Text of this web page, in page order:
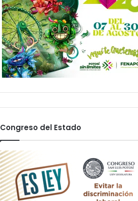
Congreso del Estado